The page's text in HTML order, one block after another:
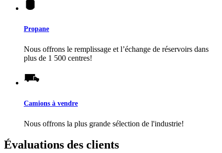
Propane
Nous offrons le remplissage et l’échange de réservoirs dans
plus de 1 500 centres!
Camions à vendre
Nous offrons la plus grande sélection de l'industrie!
Évaluations des clients